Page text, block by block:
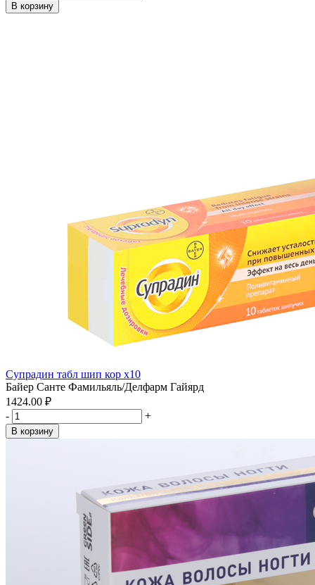
В корзину
Супрадин табл шип кор x10
Байер Санте Фамильяль/Делфарм Гайярд
1424.00 ₽
-
+
В корзину